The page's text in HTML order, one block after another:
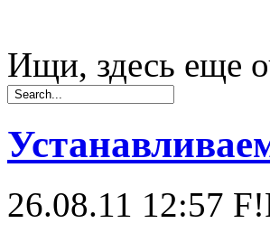
Ищи, здесь еще
26.08.11 12:57